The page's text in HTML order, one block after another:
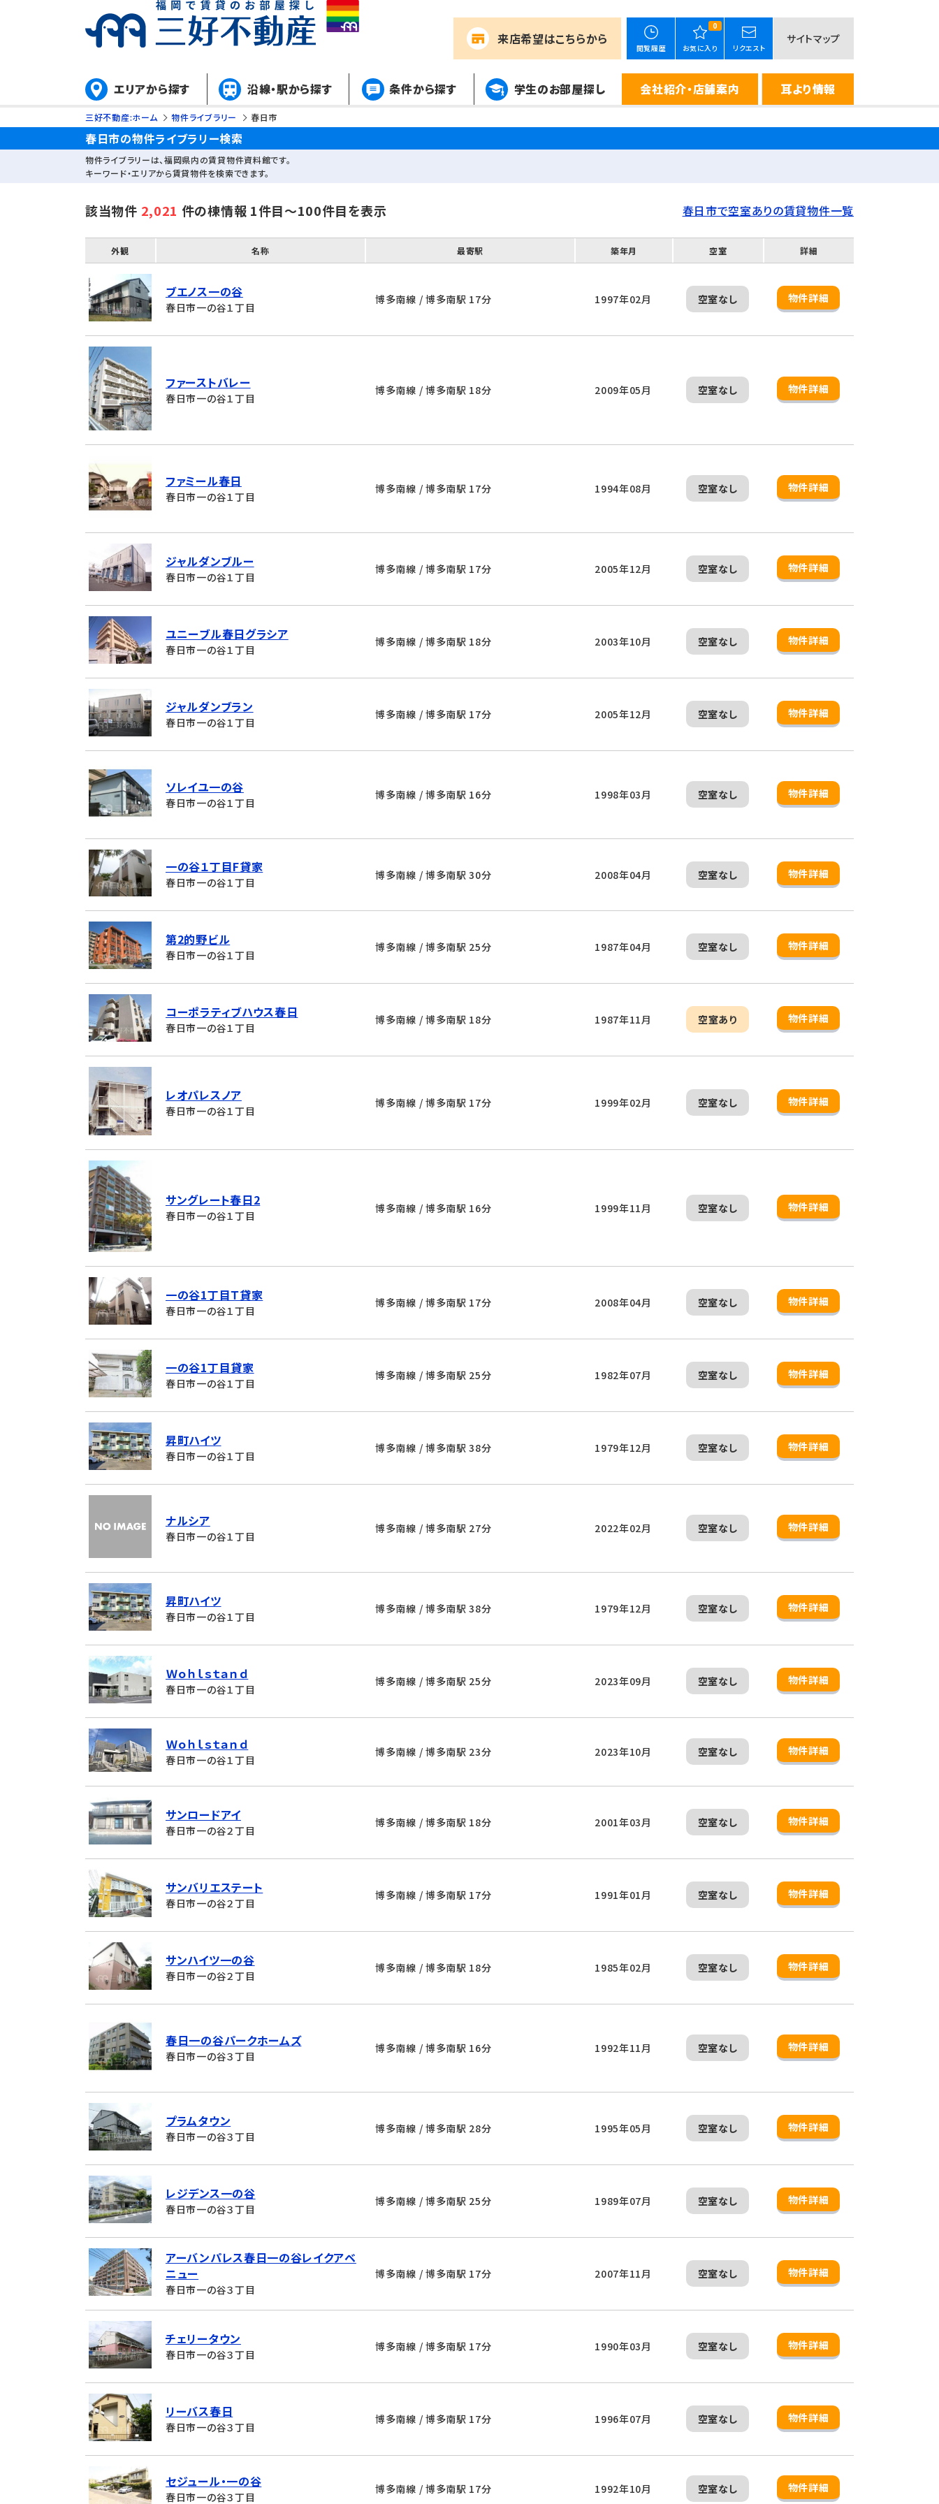
来店希望はこちらから
閲覧履歴
0
お気に入り リクエスト
サイトマップ
エリアから探す 沿線・駅から探す 条件から探す 学生のお部屋探し 会社紹介・店舗案内 耳より情報
三好不動産:ホーム 物件ライブラリー 春日市
春日市の物件ライブラリー検索
物件ライブラリーは、福岡県内の賃貸物件資料館です。
キーワード・エリアから賃貸物件を検索できます。
該当物件 2,021 件の棟情報 1件目～100件目を表示 春日市で空室ありの賃貸物件一覧
外観 名称 最寄駅 築年月 空室 詳細
ブエノス一の谷
春日市一の谷１丁目
博多南線 / 博多南駅 17分 1997年02月 空室なし 物件詳細
ファーストバレー
春日市一の谷１丁目
博多南線 / 博多南駅 18分 2009年05月 空室なし 物件詳細
ファミール春日
春日市一の谷１丁目
博多南線 / 博多南駅 17分 1994年08月 空室なし 物件詳細
ジャルダンブルー
春日市一の谷１丁目
博多南線 / 博多南駅 17分 2005年12月 空室なし 物件詳細
ユニーブル春日グラシア
春日市一の谷１丁目
博多南線 / 博多南駅 18分 2003年10月 空室なし 物件詳細
ジャルダンブラン
春日市一の谷１丁目
博多南線 / 博多南駅 17分 2005年12月 空室なし 物件詳細
ソレイユ一の谷
春日市一の谷１丁目
博多南線 / 博多南駅 16分 1998年03月 空室なし 物件詳細
一の谷１丁目F貸家
春日市一の谷１丁目
博多南線 / 博多南駅 30分 2008年04月 空室なし 物件詳細
第2的野ビル
春日市一の谷１丁目
博多南線 / 博多南駅 25分 1987年04月 空室なし 物件詳細
コーポラティブハウス春日
春日市一の谷１丁目
博多南線 / 博多南駅 18分 1987年11月 空室あり 物件詳細
レオパレスノア
春日市一の谷１丁目
博多南線 / 博多南駅 17分 1999年02月 空室なし 物件詳細
サングレート春日2
春日市一の谷１丁目
博多南線 / 博多南駅 16分 1999年11月 空室なし 物件詳細
一の谷1丁目Ｔ貸家
春日市一の谷１丁目
博多南線 / 博多南駅 17分 2008年04月 空室なし 物件詳細
一の谷1丁目貸家
春日市一の谷１丁目
博多南線 / 博多南駅 25分 1982年07月 空室なし 物件詳細
昇町ハイツ
春日市一の谷１丁目
博多南線 / 博多南駅 38分 1979年12月 空室なし 物件詳細
ナルシア
春日市一の谷１丁目
博多南線 / 博多南駅 27分 2022年02月 空室なし 物件詳細
昇町ハイツ
春日市一の谷１丁目
博多南線 / 博多南駅 38分 1979年12月 空室なし 物件詳細
Ｗｏｈｌｓｔａｎｄ
春日市一の谷１丁目
博多南線 / 博多南駅 25分 2023年09月 空室なし 物件詳細
Ｗｏｈｌｓｔａｎｄ
春日市一の谷１丁目
博多南線 / 博多南駅 23分 2023年10月 空室なし 物件詳細
サンロードアイ
春日市一の谷２丁目
博多南線 / 博多南駅 18分 2001年03月 空室なし 物件詳細
サンバリエステート
春日市一の谷２丁目
博多南線 / 博多南駅 17分 1991年01月 空室なし 物件詳細
サンハイツ一の谷
春日市一の谷２丁目
博多南線 / 博多南駅 18分 1985年02月 空室なし 物件詳細
春日一の谷パークホームズ
春日市一の谷３丁目
博多南線 / 博多南駅 16分 1992年11月 空室なし 物件詳細
プラムタウン
春日市一の谷３丁目
博多南線 / 博多南駅 28分 1995年05月 空室なし 物件詳細
レジデンス一の谷
春日市一の谷３丁目
博多南線 / 博多南駅 25分 1989年07月 空室なし 物件詳細
アーバンパレス春日一の谷レイクアベ
ニュー
春日市一の谷３丁目
博多南線 / 博多南駅 17分 2007年11月 空室なし 物件詳細
チェリータウン
春日市一の谷３丁目
博多南線 / 博多南駅 17分 1990年03月 空室なし 物件詳細
リーバス春日
春日市一の谷３丁目
博多南線 / 博多南駅 17分 1996年07月 空室なし 物件詳細
セジュール・一の谷
春日市一の谷３丁目
博多南線 / 博多南駅 17分 1992年10月 空室なし 物件詳細